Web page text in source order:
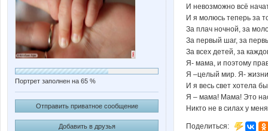
Портрет заполнен на 65 %
Отправить приватное сообщение
Добавить в друзья
И невозможно всё
И я молюсь теперь за
За плач ночной, за
За первый шаг, за
За всех детей, за
Я- мама, и поэтому
Я –целый мир. Я-
И я весь свет хотела
Я – мама! Мама! Это
Никто не в силах у
Поделиться: